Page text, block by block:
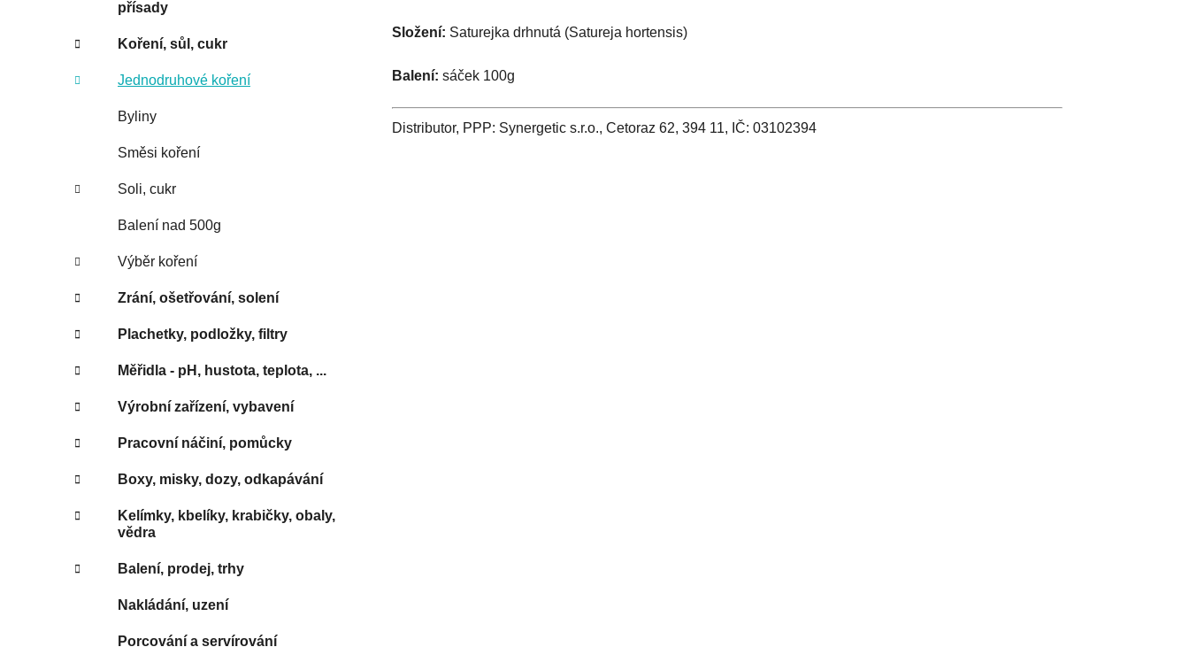
přísady
Koření, sůl, cukr
Jednodruhové koření
Byliny
Směsi koření
Soli, cukr
Balení nad 500g
Výběr koření
Zrání, ošetřování, solení
Plachetky, podložky, filtry
Měřidla - pH, hustota, teplota, ...
Výrobní zařízení, vybavení
Pracovní náčiní, pomůcky
Boxy, misky, dozy, odkapávání
Kelímky, kbelíky, krabičky, obaly,
vědra
Balení, prodej, trhy
Nakládání, uzení
Porcování a servírování
Složení: Saturejka drhnutá (Satureja hortensis)
Balení: sáček 100g
Distributor, PPP: Synergetic s.r.o., Cetoraz 62, 394 11, IČ: 03102394